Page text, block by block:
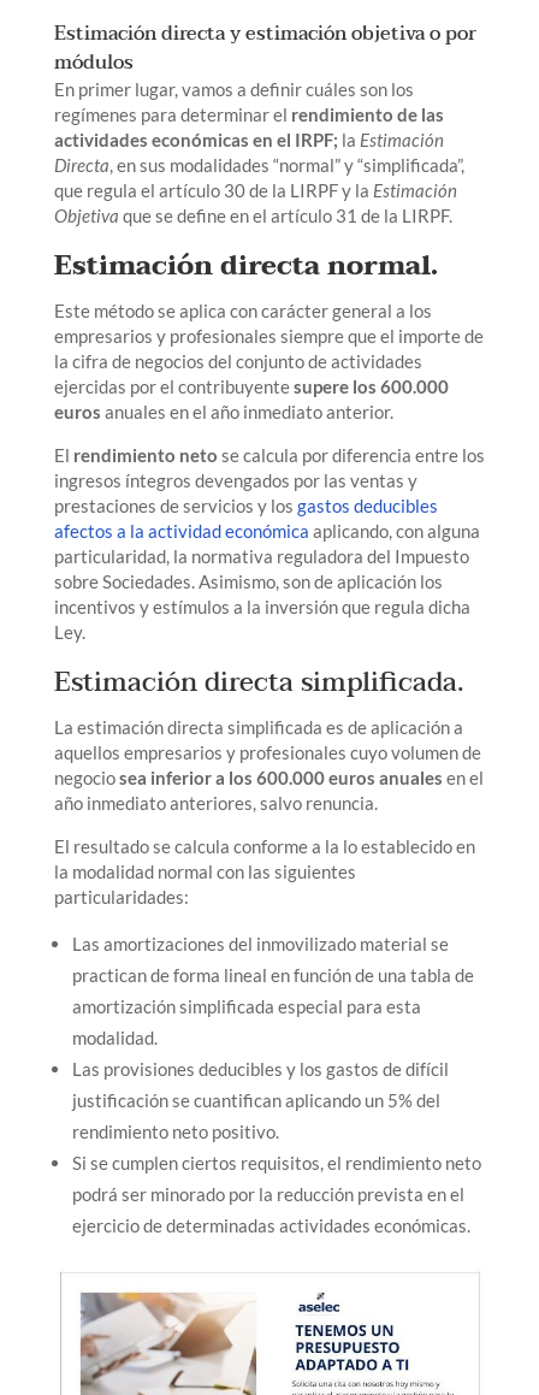
Estimación directa y estimación objetiva o por
módulos
En primer lugar, vamos a definir cuáles son los
regímenes para determinar el rendimiento de las
actividades económicas en el IRPF; la Estimación
Directa , en sus modalidades “normal” y “simplificada”,
que regula el artículo 30 de la LIRPF y la Estimación
Objetiva que se define en el artículo 31 de la LIRPF.
Estimación directa normal.
Este método se aplica con carácter general a los
empresarios y profesionales siempre que el importe de
la cifra de negocios del conjunto de actividades
ejercidas por el contribuyentesupere los 600.000
euros anuales en el año inmediato anterior.
El rendimiento neto se calcula por diferencia entre los
ingresos íntegros devengados por las ventas y
prestaciones de servicios y los gastos deducibles
afectos a la actividad económica aplicando, con alguna
particularidad, la normativa reguladora del Impuesto
sobre Sociedades. Asimismo, son de aplicación los
incentivos y estímulos a la inversión que regula dicha
Ley.
Estimación directa simplificada.
La estimación directa simplificada es de aplicación a
aquellos empresarios y profesionales cuyo volumen de
negociosea inferior a los 600.000 euros anuales en el
año inmediato anteriores, salvo renuncia.
El resultado se calcula conforme a la lo establecido en
la modalidad normal con las siguientes
particularidades:
Las amortizaciones del inmovilizado material se
practican de forma lineal en función de una tabla de
amortización simplificada especial para esta
modalidad.
Las provisiones deducibles y los gastos de difícil
justificación se cuantifican aplicando un 5% del
rendimiento neto positivo.
Si se cumplen ciertos requisitos, el rendimiento neto
podrá ser minorado por la reducción prevista en el
ejercicio de determinadas actividades económicas.